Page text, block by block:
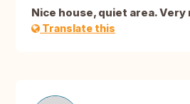
Nice house, quiet area. Very
Translate this